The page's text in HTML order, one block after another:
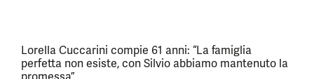
Lorella Cuccarini compie 61 anni: “La famiglia
perfetta non esiste, con Silvio abbiamo mantenuto la